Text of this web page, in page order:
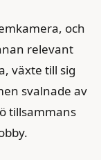
och
relevant
växte till sig
svalnade av
tillsammans